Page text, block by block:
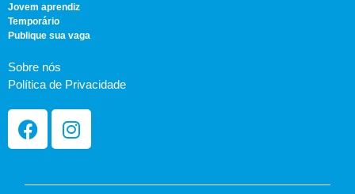
Jovem aprendiz
Temporário
Publique sua vaga
Sobre nós
Política de Privacidade